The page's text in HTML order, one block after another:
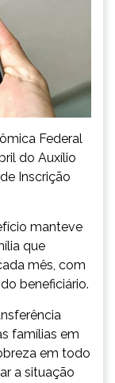
Federal
do Auxílio
Inscrição
manteve
que
mês, com
beneficiário.
famílias em
em todo
a situação